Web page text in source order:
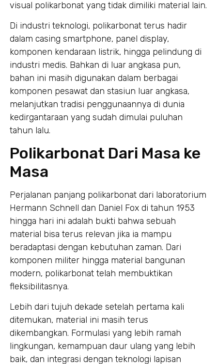
visual polikarbonat yang tidak dimiliki material lain.
Di industri teknologi, polikarbonat terus hadir
dalam casing smartphone, panel display,
komponen kendaraan listrik, hingga pelindung di
industri medis. Bahkan di luar angkasa pun,
bahan ini masih digunakan dalam berbagai
komponen pesawat dan stasiun luar angkasa,
melanjutkan tradisi penggunaannya di dunia
kedirgantaraan yang sudah dimulai puluhan
tahun lalu.
Polikarbonat Dari Masa ke
Masa
Perjalanan panjang polikarbonat dari laboratorium
Hermann Schnell dan Daniel Fox di tahun 1953
hingga hari ini adalah bukti bahwa sebuah
material bisa terus relevan jika ia mampu
beradaptasi dengan kebutuhan zaman. Dari
komponen militer hingga material bangunan
modern, polikarbonat telah membuktikan
fleksibilitasnya.
Lebih dari tujuh dekade setelah pertama kali
ditemukan, material ini masih terus
dikembangkan. Formulasi yang lebih ramah
lingkungan, kemampuan daur ulang yang lebih
baik, dan integrasi dengan teknologi lapisan